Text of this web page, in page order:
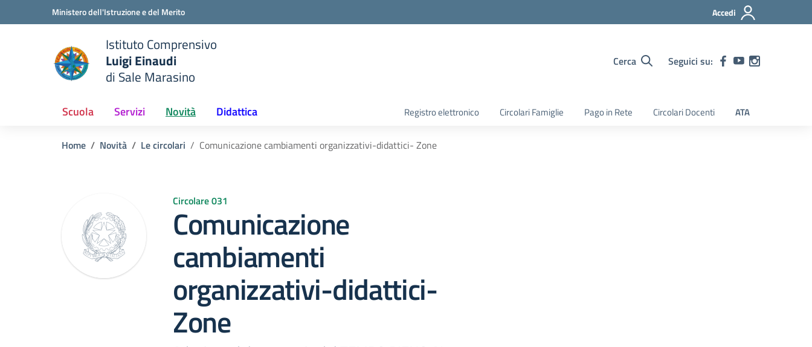
Vai ai contenuti
Vai al menu di navigazioneMinistero dell'Istruzione e del Merito Accedi
scuola
Istituto Comprensivo
Luigi Einaudi
di Sale Marasino
Cerca Seguici su:
Scuola Servizi Novità Didattica Registro elettronico Circolari Famiglie Pago in Rete Circolari Docenti ATA
Home Novità Le circolari Comunicazione cambiamenti organizzativi-didattici- Zone
Circolare 031
Comunicazione
cambiamenti
organizzativi-didattici-
Zone